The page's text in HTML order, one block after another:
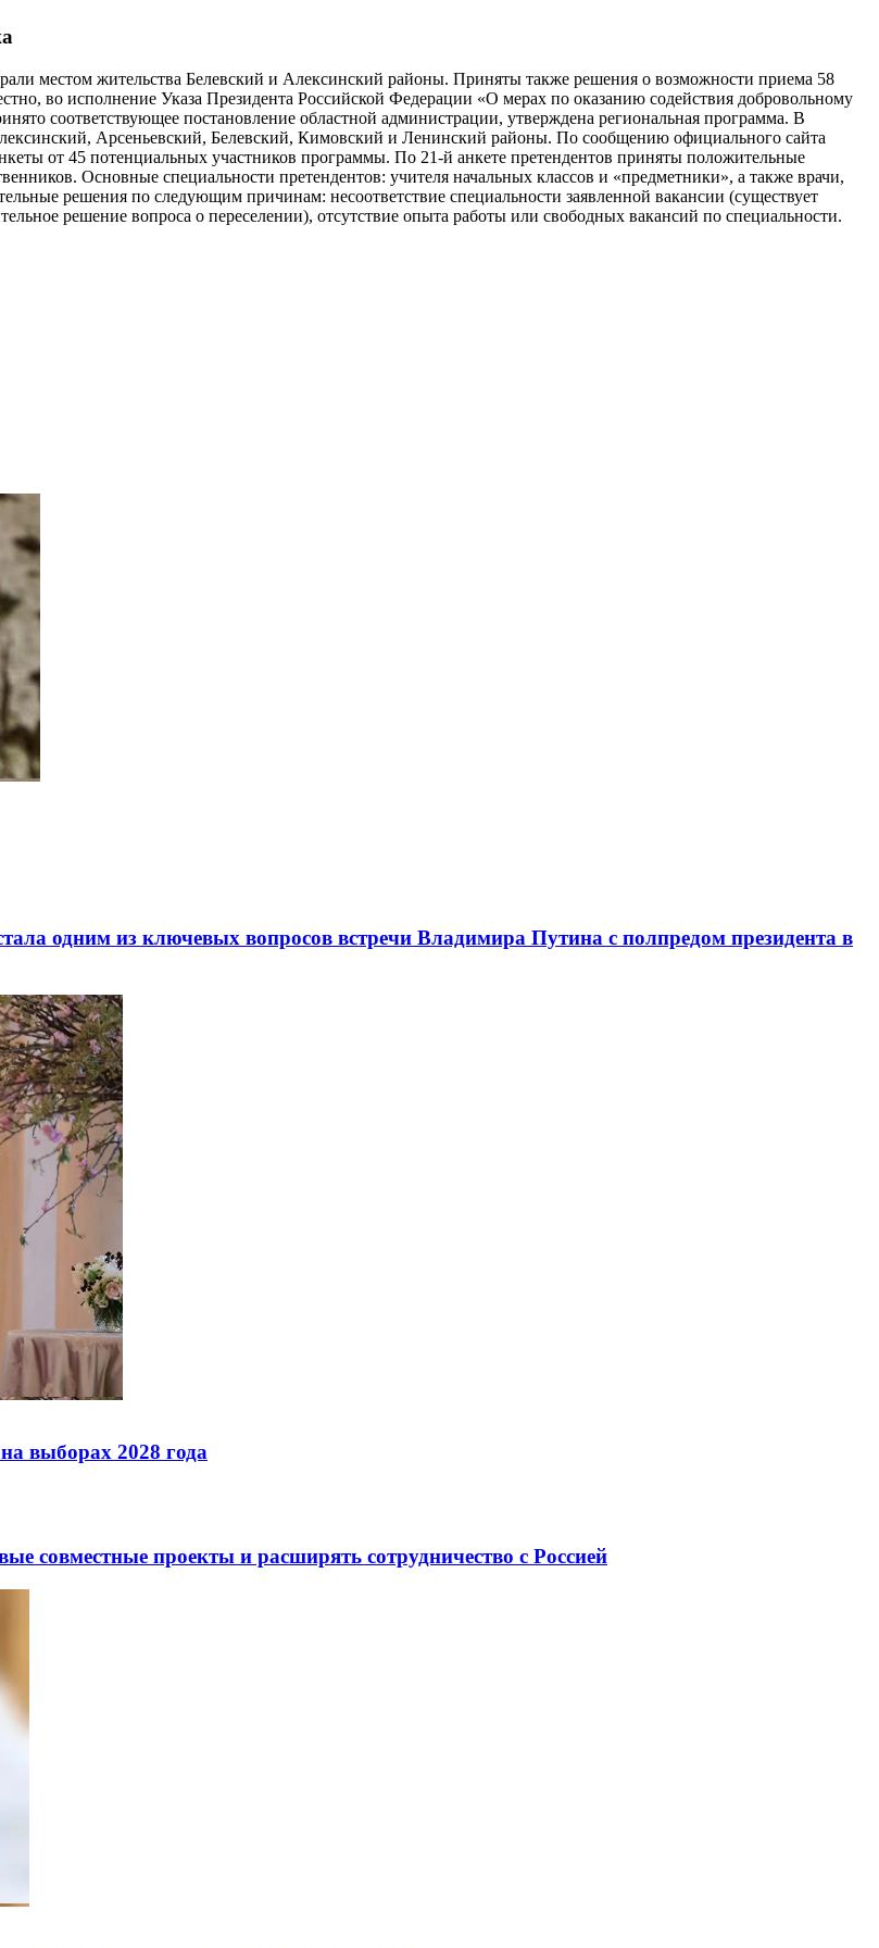
местом жительства Белевский и Алексинский районы. Приняты также решения о возможности приема 58
во исполнение Указа Президента Российской Федерации «О мерах по оказанию содействия добровольному
соответствующее постановление областной администрации, утверждена региональная программа. В
Арсеньевский, Белевский, Кимовский и Ленинский районы. По сообщению официального сайта
от 45 потенциальных участников программы. По 21-й анкете претендентов приняты положительные
Основные специальности претендентов: учителя начальных классов и «предметники», а также врачи,
решения по следующим причинам: несоответствие специальности заявленной вакансии (существует
решение вопроса о переселении), отсутствие опыта работы или свободных вакансий по специальности.
одним из ключевых вопросов встречи Владимира Путина с полпредом президента в
выборах 2028 года
совместные проекты и расширять сотрудничество с Россией